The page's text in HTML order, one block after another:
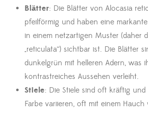
Blätter: Die Blätter von Alocasia
pfeilförmig und haben eine
in einem netzartigen Muster (daher
„reticulata“) sichtbar ist. Die Blätter
dunkelgrün mit helleren Adern, was
kontrastreiches Aussehen verleiht.
Stiele: Die Stiele sind oft kräftig
Farbe variieren, oft mit einem